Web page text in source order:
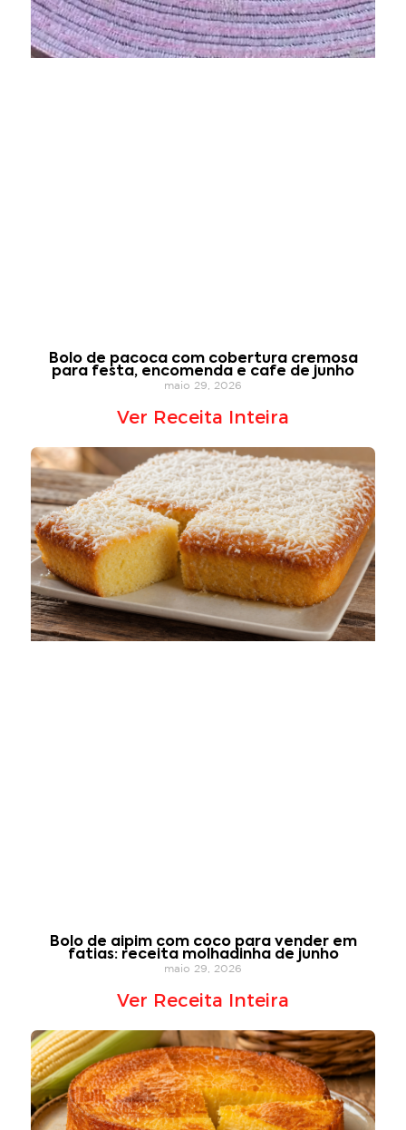
Bolo de pacoca com cobertura cremosa
para festa, encomenda e cafe de junho
maio 29, 2026
Ver Receita Inteira
Bolo de aipim com coco para vender em
fatias: receita molhadinha de junho
maio 29, 2026
Ver Receita Inteira